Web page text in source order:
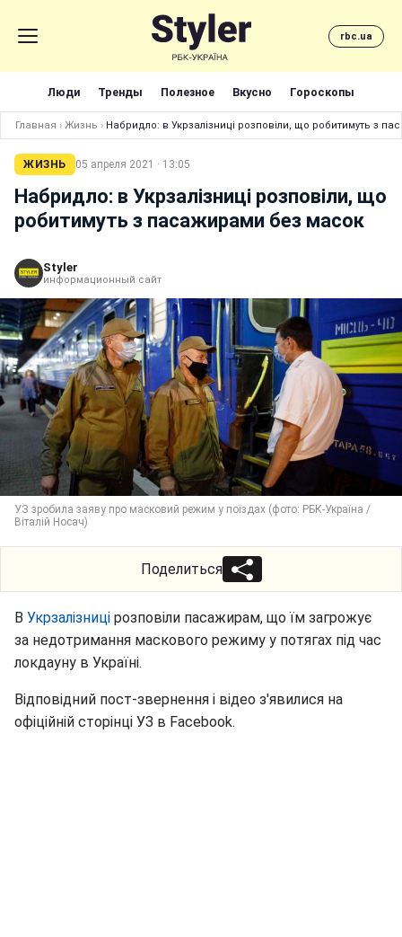
rbc.ua
Люди Тренды Полезное Вкусно Гороскопы
Главная › Жизнь › Набридло: в Укрзалізниці розповіли, що робитимуть з
ЖИЗНЬ 05 апреля 2021 · 13:05
Набридло: в Укрзалізниці розповіли, що
робитимуть з пасажирами без масок
Styler
информационный сайт
УЗ зробила заяву про масковий режим у поїздах (фото: РБК-Україна /
Віталій Носач)
Поделиться
В Укрзалізниці розповіли пасажирам, що їм загрожує
за недотримання маскового режиму у потягах під час
локдауну в Україні.
Відповідний пост-звернення і відео з'явилися на
офіційній сторінці УЗ в Facebook.